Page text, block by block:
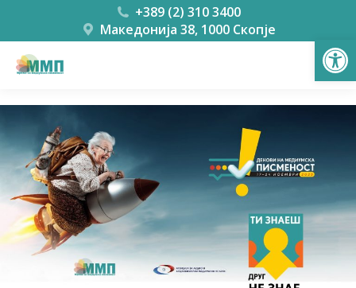
+389 (2) 310 3400
Македонија 38, 1000 Скопје